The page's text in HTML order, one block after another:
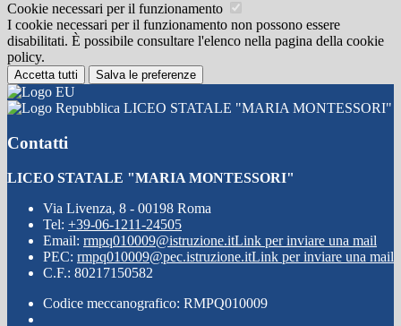
Cookie necessari per il funzionamento
I cookie necessari per il funzionamento non possono essere
disabilitati. È possibile consultare l'elenco nella pagina della cookie
policy.
Accetta tutti Salva le preferenze
LICEO STATALE "MARIA MONTESSORI"
Contatti
LICEO STATALE "MARIA MONTESSORI"
Via Livenza, 8 - 00198 Roma
Tel: +39-06-1211-24505
Email: rmpq010009@istruzione.itLink per inviare una mail
PEC: rmpq010009@pec.istruzione.itLink per inviare una mail
C.F.: 80217150582
Codice meccanografico: RMPQ010009